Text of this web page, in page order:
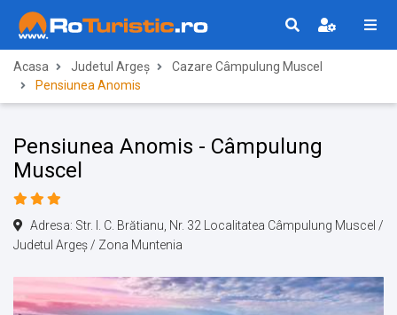
Acasa Judetul Argeș
Cazare Câmpulung Muscel
Pensiunea Anomis
Pensiunea Anomis - Câmpulung
Muscel
Adresa: Str. I. C. Brătianu, Nr. 32 Localitatea Câmpulung Muscel /
Judetul Argeș / Zona Muntenia